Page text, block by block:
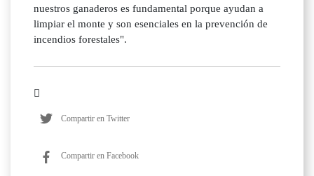
nuestros ganaderos es fundamental porque ayudan a
limpiar el monte y son esenciales en la prevención de
incendios forestales".
Compartir en Twitter
Compartir en Facebook